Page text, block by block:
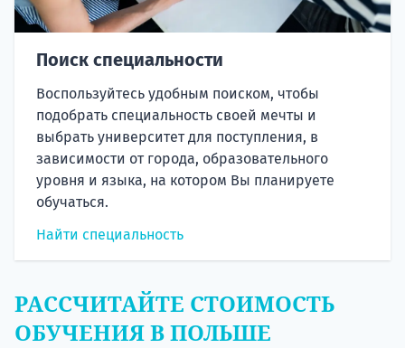
Поиск специальности
Воспользуйтесь удобным поиском, чтобы
подобрать специальность своей мечты и
выбрать университет для поступления, в
зависимости от города, образовательного
уровня и языка, на котором Вы планируете
обучаться.
Найти специальность
РАССЧИТАЙТЕ СТОИМОСТЬ
ОБУЧЕНИЯ В ПОЛЬШЕ